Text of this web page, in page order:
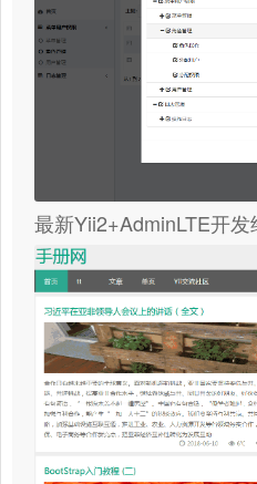
最新Yii2+AdminLTE开